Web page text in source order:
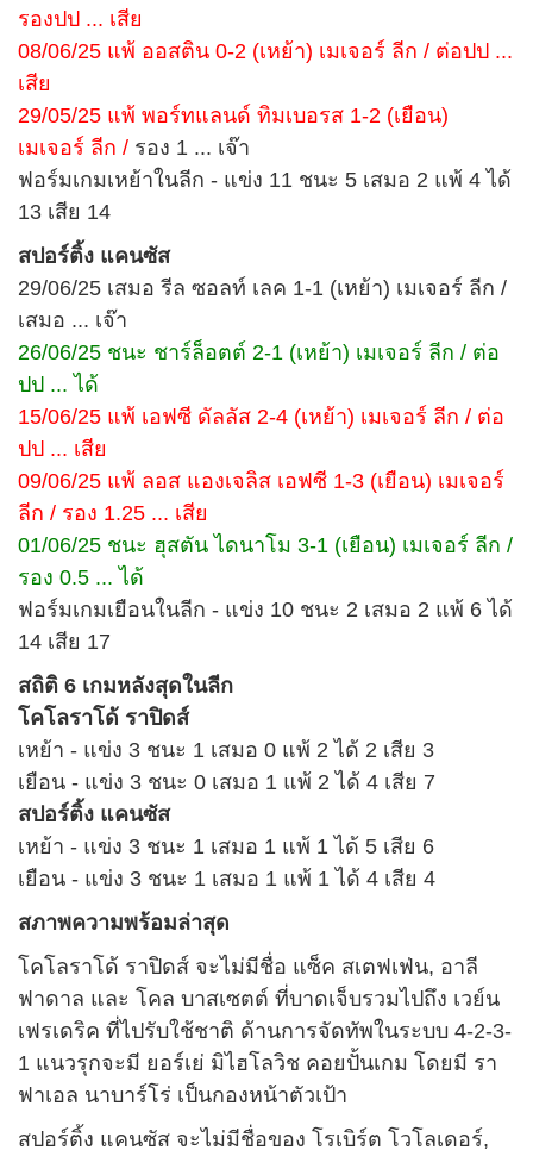
รองปป ... เสีย
08/06/25 แพ้ ออสติน 0-2 (เหย้า) เมเจอร์ ลีก / ต่อปป ...
เสีย
29/05/25 แพ้ พอร์ทแลนด์ ทิมเบอรส 1-2 (เยือน)
เมเจอร์ ลีก / รอง 1 ... เจ๊า
ฟอร์มเกมเหย้าในลีก - แข่ง 11 ชนะ 5 เสมอ 2 แพ้ 4 ได้
13 เสีย 14
สปอร์ติ้ง แคนซัส
29/06/25 เสมอ รีล ซอลท์ เลค 1-1 (เหย้า) เมเจอร์ ลีก /
เสมอ ... เจ๊า
26/06/25 ชนะ ชาร์ล็อตต์ 2-1 (เหย้า) เมเจอร์ ลีก / ต่อ
ปป ... ได้
15/06/25 แพ้ เอฟซี ดัลลัส 2-4 (เหย้า) เมเจอร์ ลีก / ต่อ
ปป ... เสีย
09/06/25 แพ้ ลอส แองเจลิส เอฟซี 1-3 (เยือน) เมเจอร์
ลีก / รอง 1.25 ... เสีย
01/06/25 ชนะ ฮุสตัน ไดนาโม 3-1 (เยือน) เมเจอร์ ลีก /
รอง 0.5 ... ได้
ฟอร์มเกมเยือนในลีก - แข่ง 10 ชนะ 2 เสมอ 2 แพ้ 6 ได้
14 เสีย 17
สถิติ 6 เกมหลังสุดในลีก
โคโลราโด้ ราปิดส์
เหย้า - แข่ง 3 ชนะ 1 เสมอ 0 แพ้ 2 ได้ 2 เสีย 3
เยือน - แข่ง 3 ชนะ 0 เสมอ 1 แพ้ 2 ได้ 4 เสีย 7
สปอร์ติ้ง แคนซัส
เหย้า - แข่ง 3 ชนะ 1 เสมอ 1 แพ้ 1 ได้ 5 เสีย 6
เยือน - แข่ง 3 ชนะ 1 เสมอ 1 แพ้ 1 ได้ 4 เสีย 4
สภาพความพร้อมล่าสุด
โคโลราโด้ ราปิดส์ จะไม่มีชื่อ แซ็ค สเตฟเฟ่น, อาลี
ฟาดาล และ โคล บาสเซตต์ ที่บาดเจ็บรวมไปถึง เวย์น
เฟรเดริค ที่ไปรับใช้ชาติ ด้านการจัดทัพในระบบ 4-2-3-
1 แนวรุกจะมี ยอร์เย่ มิไฮโลวิช คอยปั้นเกม โดยมี รา
ฟาเอล นาบาร์โร่ เป็นกองหน้าตัวเป้า
สปอร์ติ้ง แคนซัส จะไม่มีชื่อของ โรเบิร์ต โวโลเดอร์,